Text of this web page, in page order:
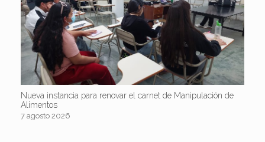
Nueva instancia para renovar el carnet de Manipulación de
Alimentos
7 agosto 2026